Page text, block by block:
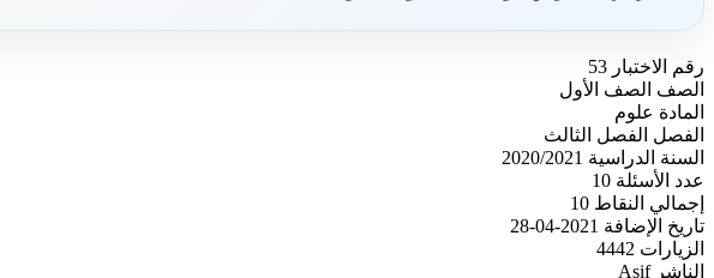
رقم الاختبار 53
الصف الصف الأول
المادة علوم
الفصل الفصل الثالث
السنة الدراسية 2020/2021
عدد الأسئلة 10
إجمالي النقاط 10
تاريخ الإضافة 2021-04-28
الزيارات 4442
الناشر Asif